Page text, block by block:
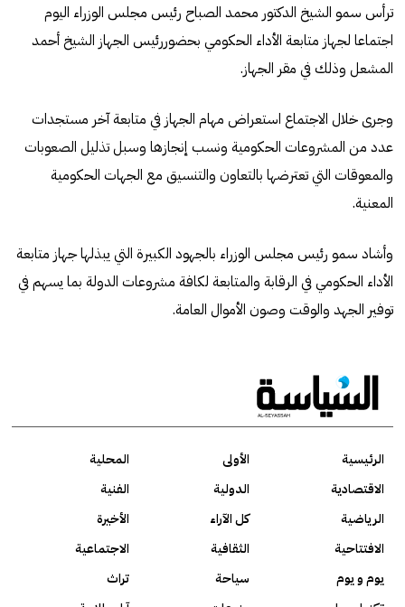
ترأس سمو الشيخ الدكتور محمد الصباح رئيس مجلس الوزراء اليوم
اجتماعا لجهاز متابعة الأداء الحكومي بحضوررئيس الجهاز الشيخ أحمد
المشعل وذلك في مقر الجهاز.
وجرى خلال الاجتماع استعراض مهام الجهاز في متابعة آخر مستجدات
عدد من المشروعات الحكومية ونسب إنجازها وسبل تذليل الصعوبات
والمعوقات التي تعترضها بالتعاون والتنسيق مع الجهات الحكومية
المعنية.
وأشاد سمو رئيس مجلس الوزراء بالجهود الكبيرة التي يبذلها جهاز متابعة
الأداء الحكومي في الرقابة والمتابعة لكافة مشروعات الدولة بما يسهم في
توفير الجهد والوقت وصون الأموال العامة.
الرئيسية الأولى
المحلية
الاقتصادية
الدولية
الفنية
الرياضية
كل الآراء
الأخيرة
الافتتاحية
الثقافية
الاجتماعية
يوم و يوم
سياحة
تراث